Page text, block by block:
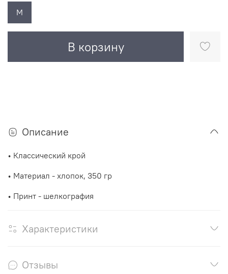
В корзину
M
Описание
• Классический крой
• Материал - хлопок, 350 гр
• Принт - шелкография
Характеристики
Отзывы